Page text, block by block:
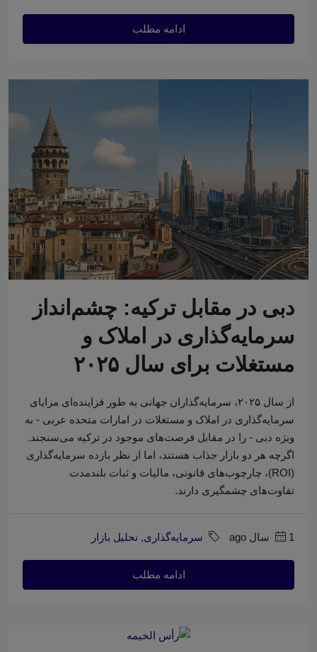
ادامه مطلب
دبی در مقابل ترکیه: چشم‌انداز
سرمایه‌گذاری در املاک و
مستغلات برای سال ۲۰۲۵
از سال ۲۰۲۵، سرمایه‌گذاران جهانی به طور فزاینده‌ای مزایای
سرمایه‌گذاری در املاک و مستغلات در امارات متحده عربی - به
ویژه دبی - را در مقابل فرصت‌های موجود در ترکیه می‌سنجند.
اگرچه هر دو بازار جذاب هستند، اما از نظر بازده سرمایه‌گذاری
(ROI)، چارچوب‌های قانونی، مالیات و ثبات بلندمدت
تفاوت‌های چشمگیری دارند.
1 سال ago سرمایه‌گذاری, تحلیل بازار
ادامه مطلب